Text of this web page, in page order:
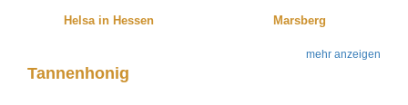
Helsa in Hessen Marsberg
mehr anzeigen
Tannenhonig